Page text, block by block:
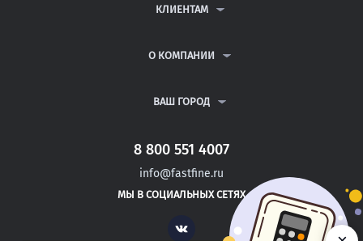
ДИПЛОМНЫЕ РАБОТЫ
РЕФЕРАТЫ
КЛИЕНТАМ
ВОПРОСЫ И ОТВЕТЫ
ПОЛИТИКА КОНФИДЕНЦИАЛЬНОСТИ
О КОМПАНИИ
КОНТАКТЫ
ВАШ ГОРОД
САНКТ-ПЕТЕРБУРГ
ОТРАДНАЯ
ТИХОРЕЦК
8 800 551 4007
info@fastfine.ru
МЫ В СОЦИАЛЬНЫХ СЕТЯХ
Vk